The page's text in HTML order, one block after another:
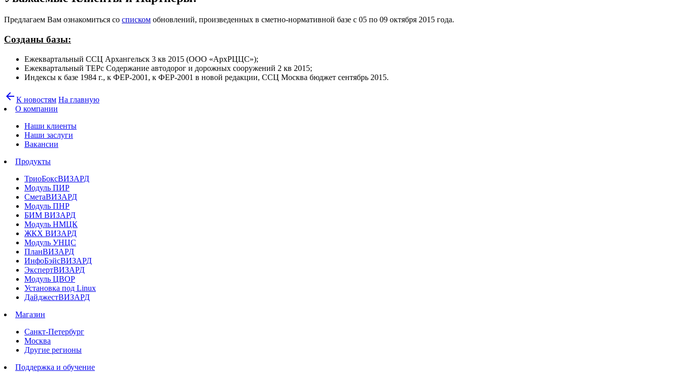
Предлагаем Вам ознакомиться со списком обновлений, произведенных в сметно-нормативной базе с 05 по 09 октября 2015 года.
Созданы базы:
Ежеквартальный ССЦ Архангельск 3 кв 2015 (ООО «АрхРЦЦС»);
Ежеквартальный ТЕРс Содержание автодорог и дорожных сооружений 2 кв 2015;
Индексы к базе 1984 г., к ФЕР-2001, к ФЕР-2001 в новой редакции, ССЦ Москва бюджет сентябрь 2015.
arrow_back К новостям На главную
О компании
Наши клиенты
Наши заслуги
Вакансии
Продукты
ТриоБоксВИЗАРД
Модуль ПИР
СметаВИЗАРД
Модуль ПНР
БИМ ВИЗАРД
Модуль НМЦК
ЖКХ ВИЗАРД
Модуль УНЦС
ПланВИЗАРД
ИнфоБэйсВИЗАРД
ЭкспертВИЗАРД
Модуль ЦВОР
Установка под Linux
ДайджестВИЗАРД
Магазин
Санкт-Петербург
Москва
Другие регионы
Поддержка и обучение